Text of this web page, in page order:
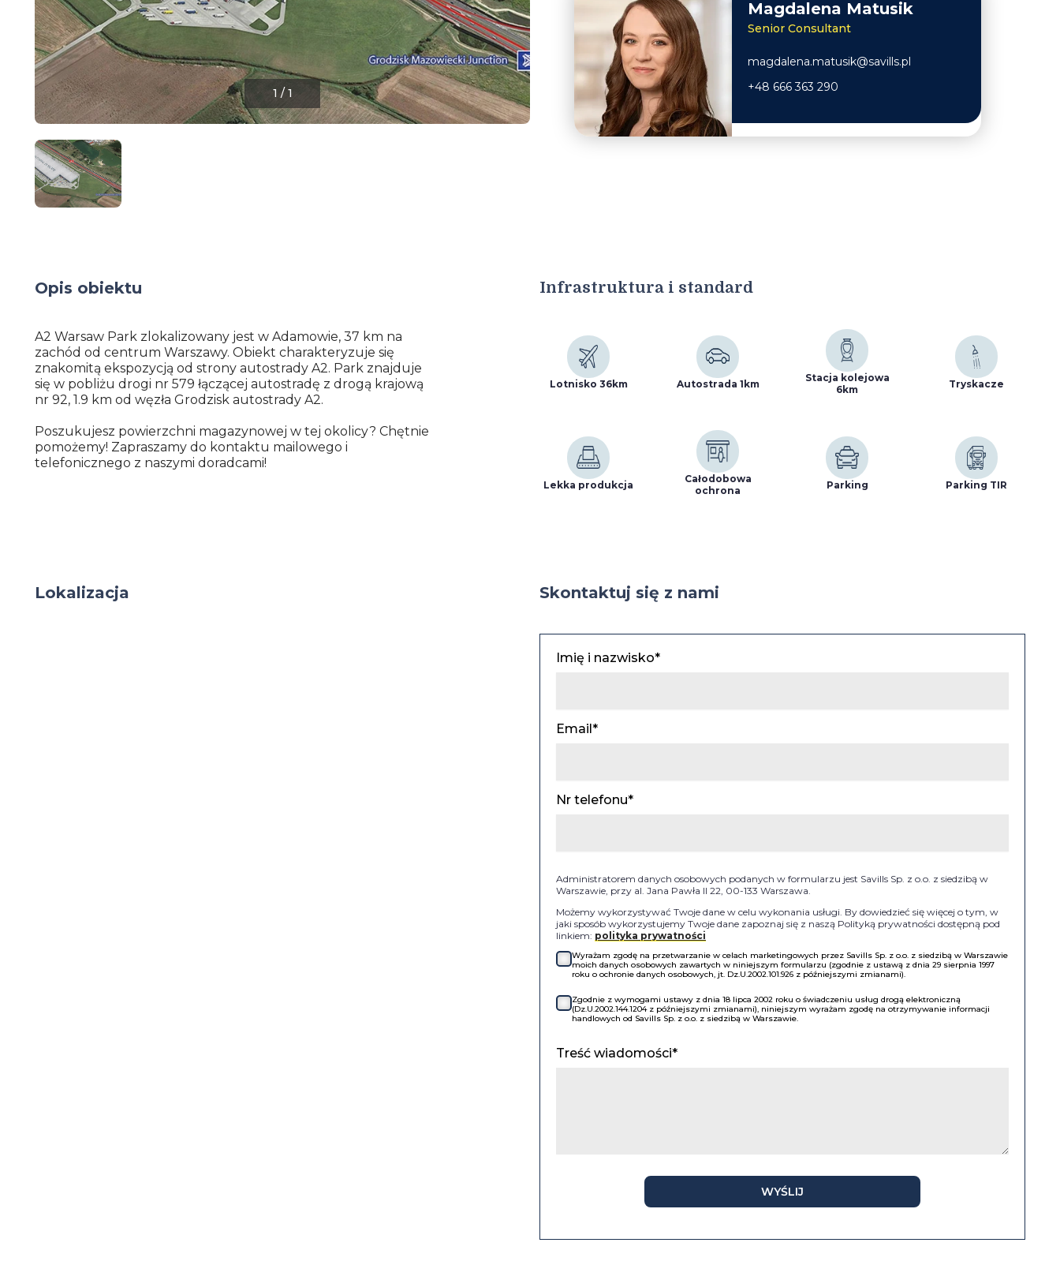
1 / 1
Magdalena Matusik
Senior Consultant
magdalena.matusik@savills.pl
+48 666 363 290
Opis obiektu
A2 Warsaw Park zlokalizowany jest w Adamowie, 37 km na
zachód od centrum Warszawy. Obiekt charakteryzuje się
znakomitą ekspozycją od strony autostrady A2. Park znajduje
się w pobliżu drogi nr 579 łączącej autostradę z drogą krajową
nr 92, 1.9 km od węzła Grodzisk autostrady A2.
Poszukujesz powierzchni magazynowej w tej okolicy? Chętnie
pomożemy! Zapraszamy do kontaktu mailowego i
telefonicznego z naszymi doradcami!
Infrastruktura i standard
Lotnisko 36km Autostrada 1km
Stacja kolejowa
6km
Tryskacze
Lekka produkcja
Całodobowa
ochrona
Parking Parking TIR
Lokalizacja Skontaktuj się z nami
Imię i nazwisko*
Email*
Nr telefonu*
Administratorem danych osobowych podanych w formularzu jest Savills Sp. z o.o. z siedzibą w
Warszawie, przy al. Jana Pawła II 22, 00-133 Warszawa.
Możemy wykorzystywać Twoje dane w celu wykonania usługi. By dowiedzieć się więcej o tym, w
jaki sposób wykorzystujemy Twoje dane zapoznaj się z naszą Polityką prywatności dostępną pod
linkiem: polityka prywatności
Wyrażam zgodę na przetwarzanie w celach marketingowych przez Savills Sp. z o.o. z siedzibą w Warszawie
moich danych osobowych zawartych w niniejszym formularzu (zgodnie z ustawą z dnia 29 sierpnia 1997
roku o ochronie danych osobowych, jt. Dz.U.2002.101.926 z późniejszymi zmianami).
Zgodnie z wymogami ustawy z dnia 18 lipca 2002 roku o świadczeniu usług drogą elektroniczną
(Dz.U.2002.144.1204 z późniejszymi zmianami), niniejszym wyrażam zgodę na otrzymywanie informacji
handlowych od Savills Sp. z o.o. z siedzibą w Warszawie.
Treść wiadomości*
WYŚLIJ